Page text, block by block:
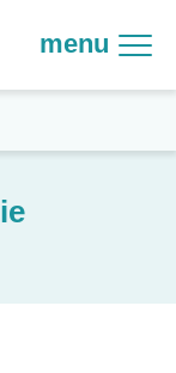
menu